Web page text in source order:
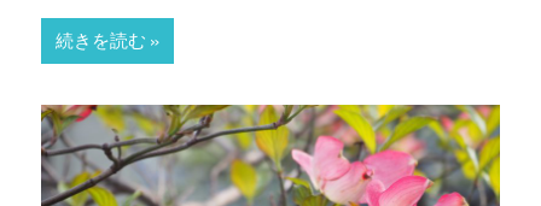
続きを読む